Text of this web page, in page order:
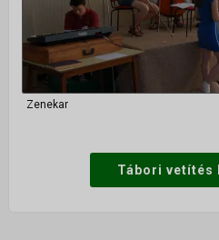
Zenekar
Tábori vetítés